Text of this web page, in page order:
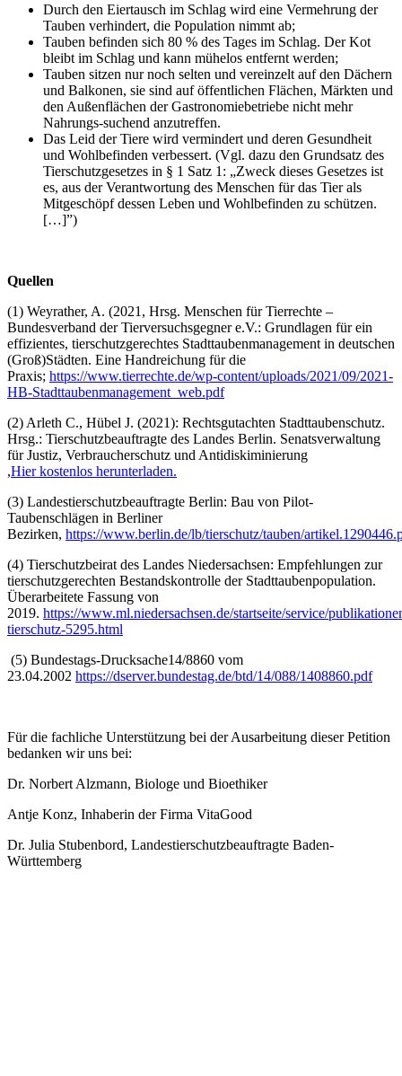
Durch den Eiertausch im Schlag wird eine Vermehrung der
Tauben verhindert, die Population nimmt ab;
Tauben befinden sich 80 % des Tages im Schlag. Der Kot
bleibt im Schlag und kann mühelos entfernt werden;
Tauben sitzen nur noch selten und vereinzelt auf den Dächern
und Balkonen, sie sind auf öffentlichen Flächen, Märkten und
den Außenflächen der Gastronomiebetriebe nicht mehr
Nahrungs-suchend anzutreffen.
Das Leid der Tiere wird vermindert und deren Gesundheit
und Wohlbefinden verbessert. (Vgl. dazu den Grundsatz des
Tierschutzgesetzes in § 1 Satz 1: „Zweck dieses Gesetzes ist
es, aus der Verantwortung des Menschen für das Tier als
Mitgeschöpf dessen Leben und Wohlbefinden zu schützen.
[…]”)
Quellen
(1) Weyrather, A. (2021, Hrsg. Menschen für Tierrechte –
Bundesverband der Tierversuchsgegner e.V.: Grundlagen für ein
effizientes, tierschutzgerechtes Stadttaubenmanagement in deutschen
(Groß)Städten. Eine Handreichung für die
Praxis; https://www.tierrechte.de/wp-content/uploads/2021/09/2021-
HB-Stadttaubenmanagement_web.pdf
(2) Arleth C., Hübel J. (2021): Rechtsgutachten Stadttaubenschutz.
Hrsg.: Tierschutzbeauftragte des Landes Berlin. Senatsverwaltung
für Justiz, Verbraucherschutz und Antidiskiminierung
,Hier kostenlos herunterladen.
(3) Landestierschutzbeauftragte Berlin: Bau von Pilot-
Taubenschlägen in Berliner
Bezirken, https://www.berlin.de/lb/tierschutz/tauben/
(4) Tierschutzbeirat des Landes Niedersachsen: Empfehlungen zur
tierschutzgerechten Bestandskontrolle der Stadttaubenpopulation.
Überarbeitete Fassung von
2019. https://www.ml.niedersachsen.de/startseite/service/
tierschutz-5295.html
(5) Bundestags-Drucksache14/8860 vom
23.04.2002 https://dserver.bundestag.de/btd/14/088/1408860.pdf
Für die fachliche Unterstützung bei der Ausarbeitung dieser Petition
bedanken wir uns bei:
Dr. Norbert Alzmann, Biologe und Bioethiker
Antje Konz, Inhaberin der Firma VitaGood
Dr. Julia Stubenbord, Landestierschutzbeauftragte Baden-
Württemberg